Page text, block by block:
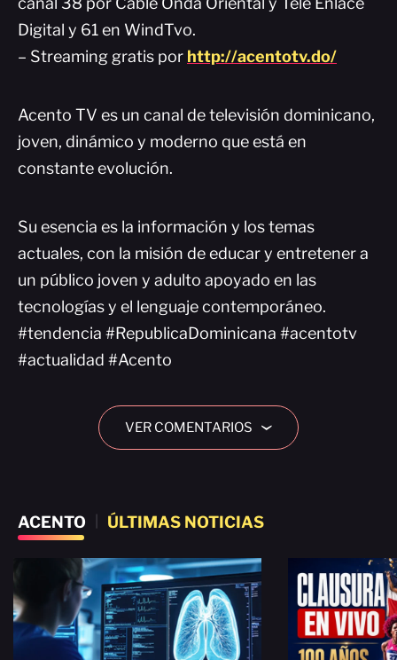
Digital y 61 en WindTvo.
– Streaming gratis por http://acentotv.do/
Acento TV es un canal de televisión dominicano,
joven, dinámico y moderno que está en
constante evolución.
Su esencia es la información y los temas
actuales, con la misión de educar y entretener a
un público joven y adulto apoyado en las
tecnologías y el lenguaje contemporáneo.
#tendencia #RepublicaDominicana #acentotv
#actualidad #Acento
VER COMENTARIOS ›
ACENTO ÚLTIMAS NOTICIAS